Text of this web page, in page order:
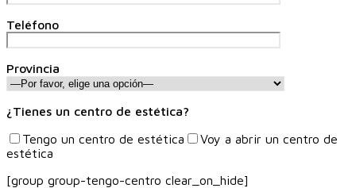
Teléfono
Provincia
¿Tienes un centro de estética?
Tengo un centro de estética
Voy a abrir un centro de
estética
[group group-tengo-centro clear_on_hide]